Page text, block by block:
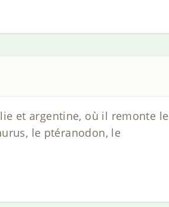
et argentine, où il remonte le
le ptéranodon, le